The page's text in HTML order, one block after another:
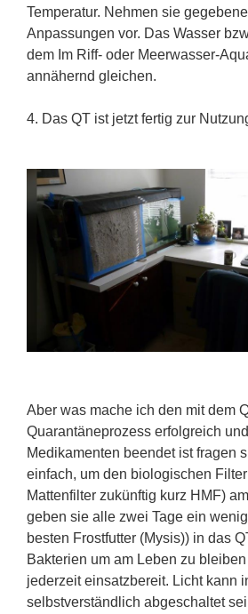
Temperatur. Nehmen sie
Anpassungen vor. Das Wasser
dem Im Riff- oder Meerwasser-
annähernd gleichen.
4. Das QT ist jetzt fertig zur
Aber was mache ich den mit dem
Quarantäneprozess erfolgreich
Medikamenten beendet ist fragen
einfach, um den biologischen
Mattenfilter zukünftig kurz HMF)
geben sie alle zwei Tage ein
besten Frostfutter (Mysis)) in das
Bakterien um am Leben zu
jederzeit einsatzbereit. Licht kann
selbstverständlich abgeschaltet